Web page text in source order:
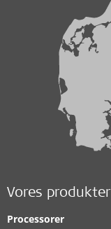
Vores produkter
Processorer